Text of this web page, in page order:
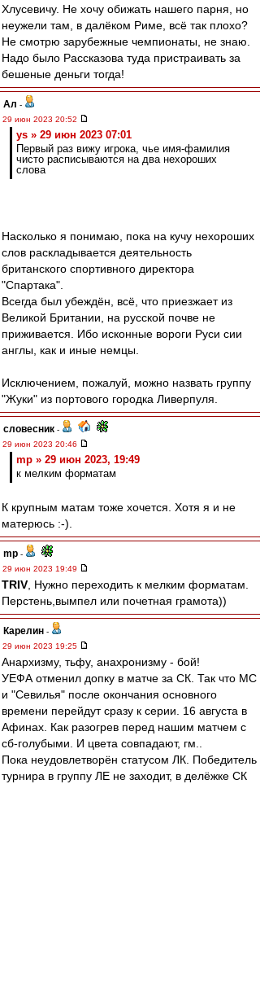
Хлусевичу. Не хочу обижать нашего парня, но
неужели там, в далёком Риме, всё так плохо?
Не смотрю зарубежные чемпионаты, не знаю.
Надо было Рассказова туда пристраивать за
бешеные деньги тогда!
Ал -
29 июн 2023 20:52
ys » 29 июн 2023 07:01
Первый раз вижу игрока, чье имя-фамилия
чисто расписываются на два нехороших
слова
Насколько я понимаю, пока на кучу нехороших
слов раскладывается деятельность
британского спортивного директора
"Спартака".
Всегда был убеждён, всё, что приезжает из
Великой Британии, на русской почве не
приживается. Ибо исконные вороги Руси сии
англы, как и иные немцы.
Исключением, пожалуй, можно назвать группу
"Жуки" из портового городка Ливерпуля.
словесник -
29 июн 2023 20:46
mp » 29 июн 2023, 19:49
к мелким форматам
К крупным матам тоже хочется. Хотя я и не
матерюсь :-).
mp -
29 июн 2023 19:49
TRIV , Нужно переходить к мелким форматам.
Перстень,вымпел или почетная грамота))
Карелин -
29 июн 2023 19:25
Анархизму, тьфу, анахронизму - бой!
УЕФА отменил допку в матче за СК. Так что МС
и "Севилья" после окончания основного
времени перейдут сразу к серии. 16 августа в
Афинах. Как разогрев перед нашим матчем с
сб-голубыми. И цвета совпадают, гм..
Пока неудовлетворён статусом ЛК. Победитель
турнира в группу ЛЕ не заходит, в делёжке СК